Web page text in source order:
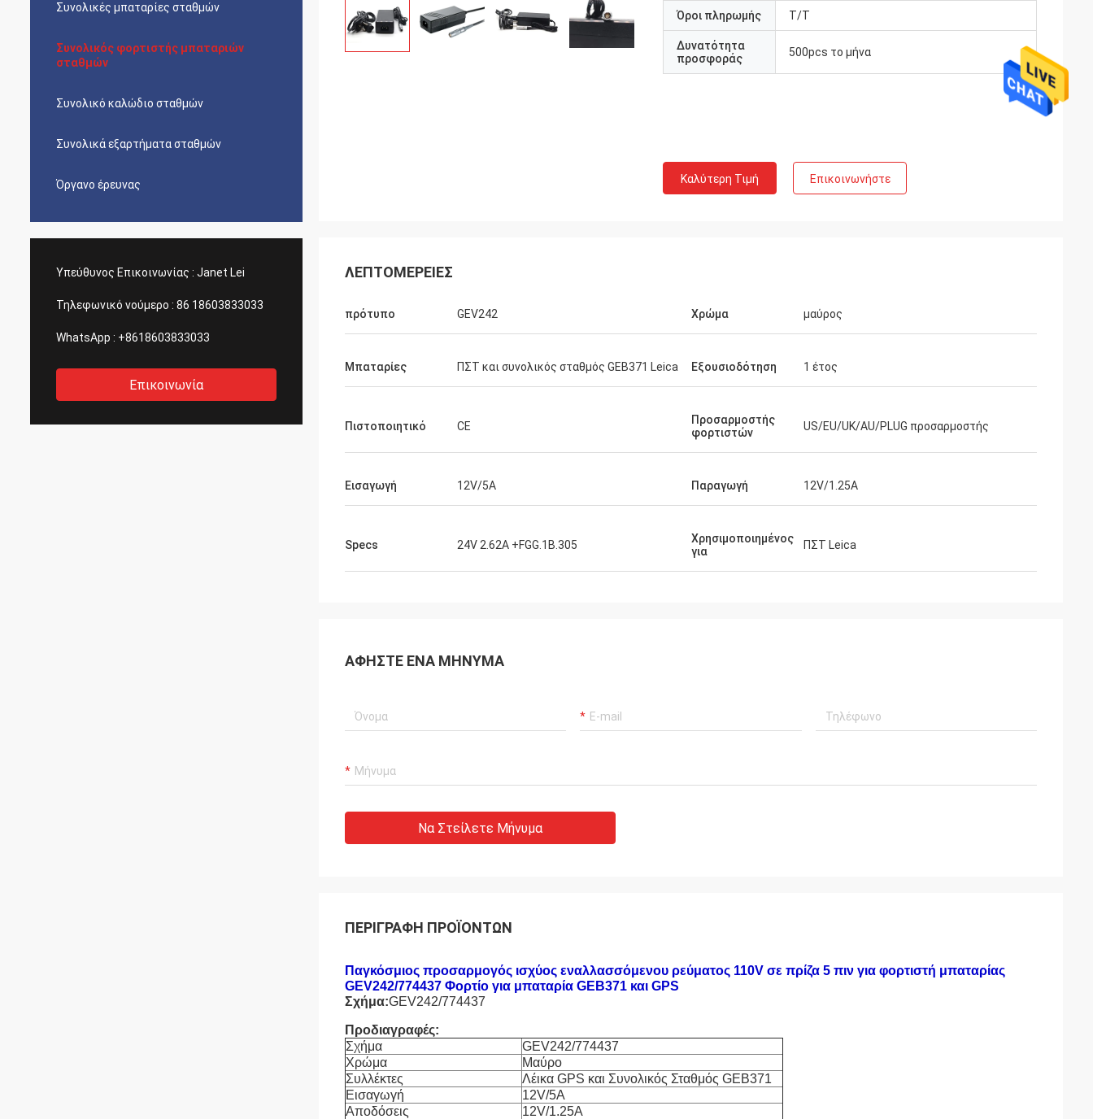
Συνολικές μπαταρίες σταθμών
Συνολικός φορτιστής μπαταριών
σταθμών
Συνολικό καλώδιο σταθμών
Συνολικά εξαρτήματα σταθμών
Όργανο έρευνας
Υπεύθυνος Επικοινωνίας : Janet Lei
Τηλεφωνικό νούμερο : 86 18603833033
WhatsApp : +8618603833033
Επικοινωνία
Όροι πληρωμής T/T
Δυνατότητα
προσφοράς
500pcs το μήνα
Καλύτερη Τιμή Επικοινωνήστε
ΛΕΠΤΟΜΈΡΕΙΕΣ
πρότυπο GEV242 Χρώμα μαύρος
Μπαταρίες ΠΣΤ και συνολικός σταθμός GEB371 Leica Εξουσιοδότηση 1 έτος
Πιστοποιητικό CE
Προσαρμοστής
φορτιστών
US/EU/UK/AU/PLUG προσαρμοστής
Εισαγωγή 12V/5A Παραγωγή 12V/1.25A
Specs 24V 2.62A +FGG.1B.305
Χρησιμοποιημένος
για
ΠΣΤ Leica
ΑΦΉΣΤΕ ΈΝΑ ΜΉΝΥΜΑ
Να Στείλετε Μήνυμα
ΠΕΡΙΓΡΑΦΉ ΠΡΟΪΌΝΤΩΝ
Παγκόσμιος προσαρμογός ισχύος εναλλασσόμενου ρεύματος 110V σε πρίζα 5 πιν για φορτιστή μπαταρίας
GEV242/774437 Φορτίο για μπαταρία GEB371 και GPS
Σχήμα:GEV242/774437
Προδιαγραφές:
Σχήμα
GEV242/774437
Χρώμα
Μαύρο
Συλλέκτες
Λέικα GPS και Συνολικός Σταθμός GEB371
Εισαγωγή
12V/5A
Αποδόσεις
12V/1.25A